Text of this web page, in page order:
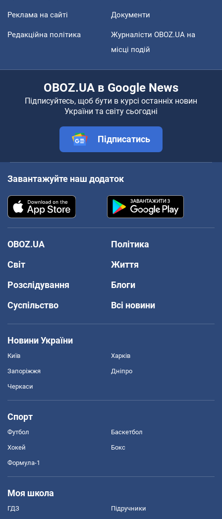
Реклама на сайті Документи
Редакційна політика
Журналісти OBOZ.UA на
місці подій
OBOZ.UA в Google News
Підписуйтесь, щоб бути в курсі останніх новин
України та світу сьогодні
Підписатись
Завантажуйте наш додаток
OBOZ.UA
Політика
Світ
Життя
Розслідування
Блоги
Суспільство
Всі новини
Новини України
Київ Харків
Запоріжжя Дніпро
Черкаси
Спорт
Футбол Баскетбол
Хокей Бокс
Формула-1
Моя школа
ГДЗ Підручники